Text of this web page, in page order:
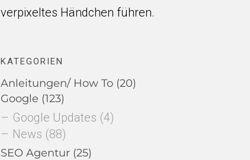
verpixeltes Händchen führen.
KATEGORIEN
Anleitungen/ How To(20)
Google (123)
Google Updates (4)
News (88)
SEO Agentur(25)